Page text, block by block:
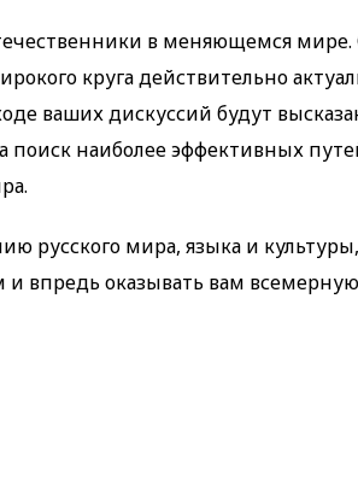
в меняющемся
круга действительно
ваших дискуссий будут
наиболее эффективных
русского мира, языка и
и впредь оказывать вам